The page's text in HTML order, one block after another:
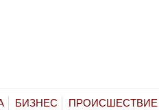
БИЗНЕС ПРОИСШЕСТВИЕ